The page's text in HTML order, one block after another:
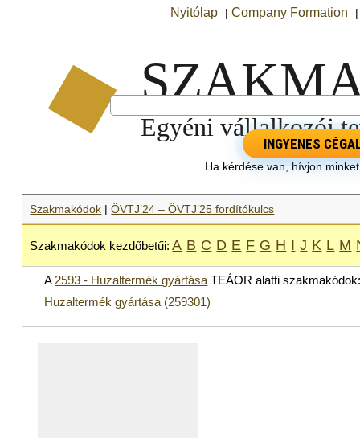
Nyitólap |Company Formation
INGYENES
Ha kérdése van, hívjon
Szakmakódok |ÖVTJ’24 – ÖVTJ’25 fordítókulcs
Szakmakódok kezdőbetűi: A B C D E F G H I J K L M
A 2593 - Huzaltermék gyártása TEÁOR alatti
Huzaltermék gyártása (259301)